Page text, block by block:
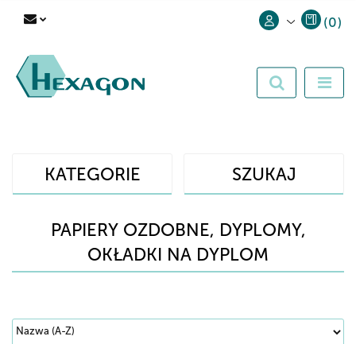
Zarejestruj się
(0)
KATEGORIE SZUKAJ
PAPIERY OZDOBNE, DYPLOMY,
OKŁADKI NA DYPLOM